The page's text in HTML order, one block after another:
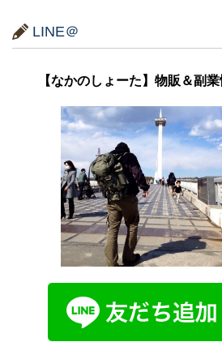
LINE＠
【なかのしょーた】物販＆副